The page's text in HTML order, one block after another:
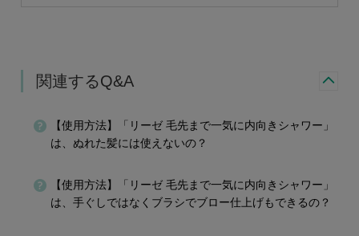
関連するQ&A
【使用方法】「リーゼ 毛先まで一気に内向きシャワー」
は、ぬれた髪には使えないの？
【使用方法】「リーゼ 毛先まで一気に内向きシャワー」
は、手ぐしではなくブラシでブロー仕上げもできるの？